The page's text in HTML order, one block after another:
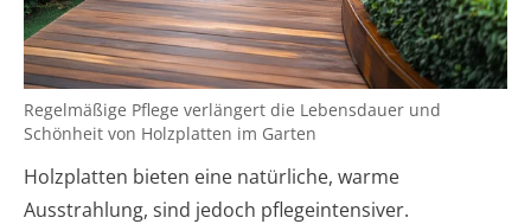
Regelmäßige Pflege verlängert die Lebensdauer und
Schönheit von Holzplatten im Garten
Holzplatten bieten eine natürliche, warme
Ausstrahlung, sind jedoch pflegeintensiver.